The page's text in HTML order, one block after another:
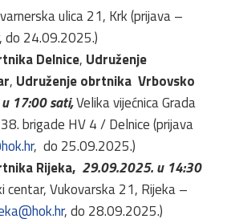
ulica 21, Krk (prijava –
, do 24.09.2025.)
Delnice, Udruženje
, Udruženje obrtnika Vrbovsko
17:00 sati,Velika vijećnica Grada
brigade HV 4 / Delnice (prijava
, do 25.09.2025.)
Rijeka, 29.09.2025. u 14:30
centar, Vukovarska 21, Rijeka –
, do 28.09.2025.)